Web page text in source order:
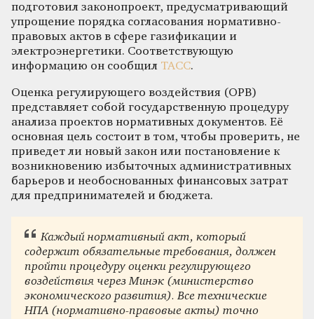
подготовил законопроект, предусматривающий
упрощение порядка согласования нормативно-
правовых актов в сфере газификации и
электроэнергетики. Соответствующую
информацию он сообщил ТАСС.
Оценка регулирующего воздействия (ОРВ)
представляет собой государственную процедуру
анализа проектов нормативных документов. Её
основная цель состоит в том, чтобы проверить, не
приведет ли новый закон или постановление к
возникновению избыточных административных
барьеров и необоснованных финансовых затрат
для предпринимателей и бюджета.
Каждый нормативный акт, который
содержит обязательные требования, должен
пройти процедуру оценки регулирующего
воздействия через Минэк (министерство
экономического развития). Все технические
НПА (нормативно-правовые акты) точно